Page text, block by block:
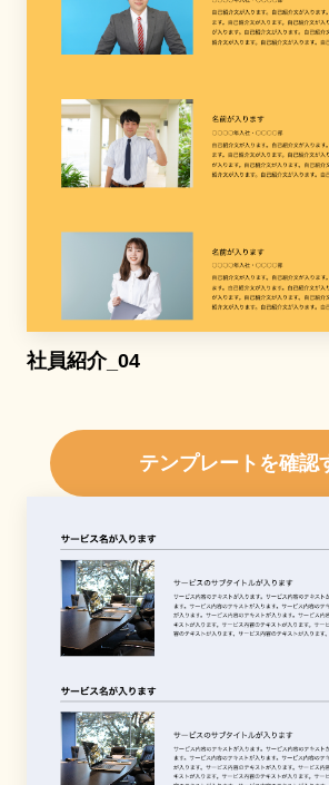
社員紹介_04
テンプレートを確認